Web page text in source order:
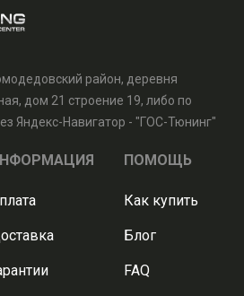
район, деревня
дом 21 строение 19, либо по
Яндекс-Навигатор - "ГОС-Тюнинг"
ПОМОЩЬ
Как купить
Блог
FAQ